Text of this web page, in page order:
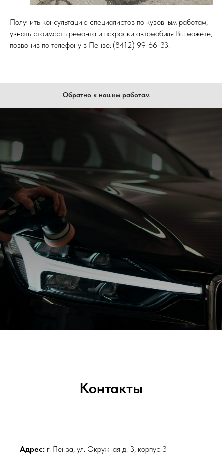
Получить консультацию специалистов по кузовным работам,
узнать стоимость ремонта и покраски автомобиля Вы можете,
позвонив по телефону в Пензе: (8412) 99-66-33.
Обратно к нашим работам
Контакты
Адрес: г. Пенза, ул. Окружная д. 3, корпус 3